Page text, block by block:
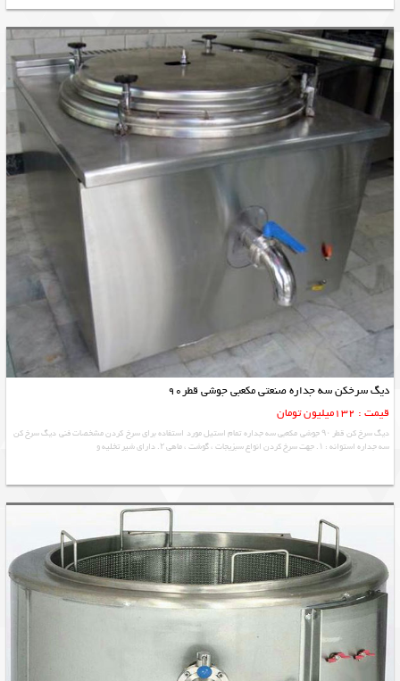
دیگ سرخکن سه جداره صنعتی مکعبی جوشی قطر90
قیمت : 132میلیون تومان
دیگ سرخ کن قطر ۹۰ جوشی مکعبی سه جداره تمام استیل مورد استفاده برای سرخ کردن مشخصات فنی دیگ سرخ کن
سه جداره استوانه : ۱. جهت سرخ کردن انواع سبزیجات ، گوشت ، ماهی ۲. دارای شیر تخلیه و